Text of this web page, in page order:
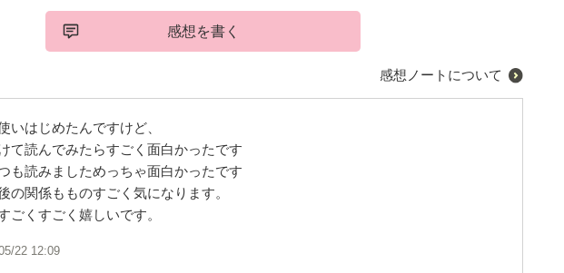
感想を書く
感想ノートについて
いはじめたんですけど、
て読んでみたらすごく面白かったです
も読みましためっちゃ面白かったです
の関係もものすごく気になります。
ごくすごく嬉しいです。
22 12:09